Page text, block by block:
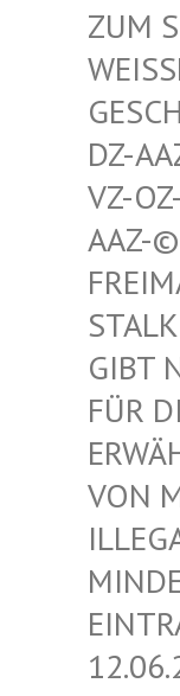
UM
-AAZ-
-OZ-
Z-©
BT
R DIE
N